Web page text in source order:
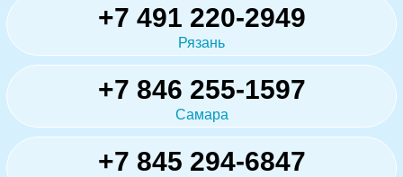
+7 491 220-2949
Рязань
+7 846 255-1597
Самара
+7 845 294-6847